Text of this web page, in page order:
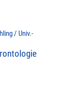
/ Univ.-